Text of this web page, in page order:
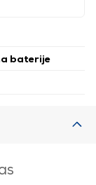
baterije